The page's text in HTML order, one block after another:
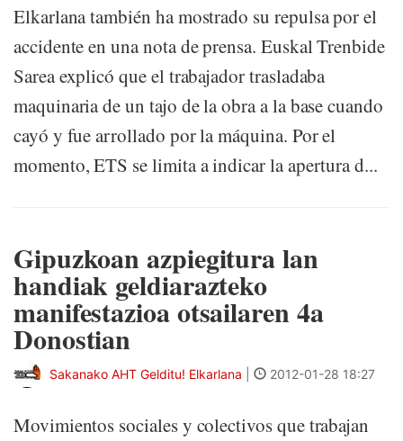
Elkarlana también ha mostrado su repulsa por el
accidente en una nota de prensa. Euskal Trenbide
Sarea explicó que el trabajador trasladaba
maquinaria de un tajo de la obra a la base cuando
cayó y fue arrollado por la máquina. Por el
momento, ETS se limita a indicar la apertura d...
Gipuzkoan azpiegitura lan
handiak geldiarazteko
manifestazioa otsailaren 4a
Donostian
Sakanako AHT Gelditu! Elkarlana 2012-01-28 18:27
Movimientos sociales y colectivos que trabajan